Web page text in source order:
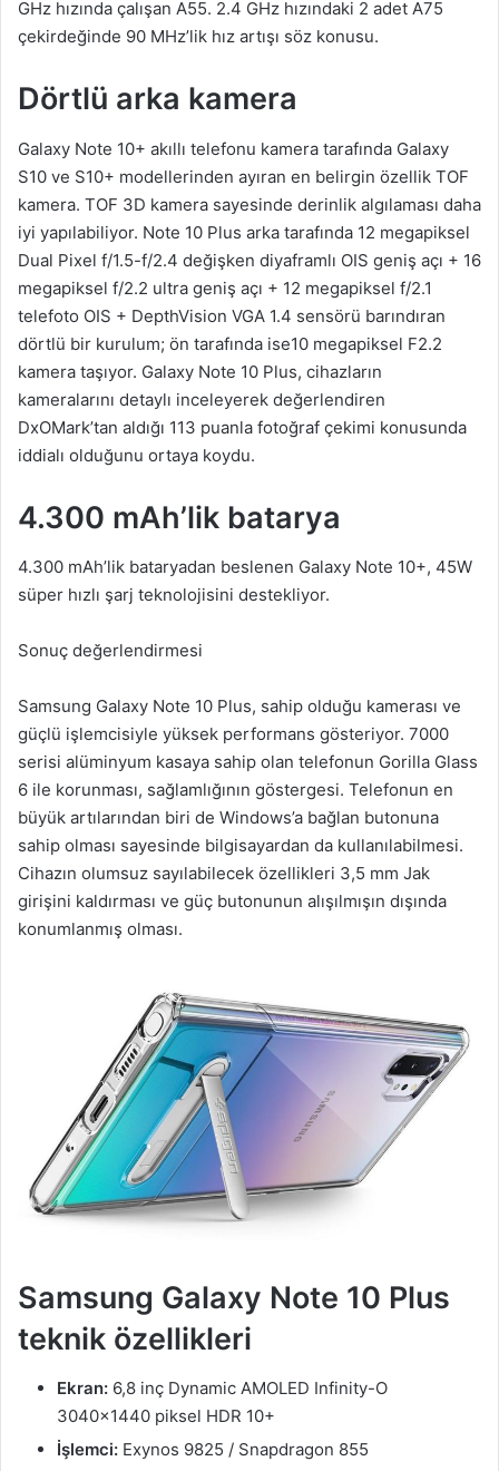
GHz hızında çalışan A55. 2.4 GHz hızındaki 2 adet A75
çekirdeğinde 90 MHz’lik hız artışı söz konusu.
Dörtlü arka kamera
Galaxy Note 10+ akıllı telefonu kamera tarafında Galaxy
S10 ve S10+ modellerinden ayıran en belirgin özellik TOF
kamera. TOF 3D kamera sayesinde derinlik algılaması daha
iyi yapılabiliyor. Note 10 Plus arka tarafında 12 megapiksel
Dual Pixel f/1.5-f/2.4 değişken diyaframlı OIS geniş açı + 16
megapiksel f/2.2 ultra geniş açı + 12 megapiksel f/2.1
telefoto OIS + DepthVision VGA 1.4 sensörü barındıran
dörtlü bir kurulum; ön tarafında ise10 megapiksel F2.2
kamera taşıyor. Galaxy Note 10 Plus, cihazların
kameralarını detaylı inceleyerek değerlendiren
DxOMark’tan aldığı 113 puanla fotoğraf çekimi konusunda
iddialı olduğunu ortaya koydu.
4.300 mAh’lik batarya
4.300 mAh’lik bataryadan beslenen Galaxy Note 10+, 45W
süper hızlı şarj teknolojisini destekliyor.
Sonuç değerlendirmesi
Samsung Galaxy Note 10 Plus, sahip olduğu kamerası ve
güçlü işlemcisiyle yüksek performans gösteriyor. 7000
serisi alüminyum kasaya sahip olan telefonun Gorilla Glass
6 ile korunması, sağlamlığının göstergesi. Telefonun en
büyük artılarından biri de Windows’a bağlan butonuna
sahip olması sayesinde bilgisayardan da kullanılabilmesi.
Cihazın olumsuz sayılabilecek özellikleri 3,5 mm Jak
girişini kaldırması ve güç butonunun alışılmışın dışında
konumlanmış olması.
Samsung Galaxy Note 10 Plus
teknik özellikleri
Ekran: 6,8 inç Dynamic AMOLED Infinity-O
3040×1440 piksel HDR 10+
İşlemci: Exynos 9825 / Snapdragon 855